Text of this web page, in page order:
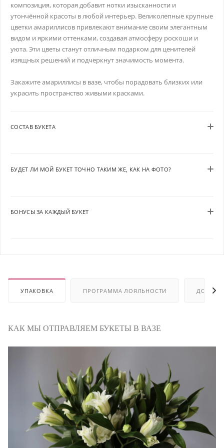
композиция, которая добавит нотки изысканности и
утончённой красоты в любой интерьер. Великолепные крупные
цветки амариллисов привлекают внимание своим элегантным
видом и яркими оттенками, создавая атмосферу роскоши и
уюта. Эти цветы станут отличным подарком для ценителей
изящных решений и подчеркнут значимость момента.
Закажите амариллисы в вазе, чтобы порадовать близких или
украсить пространство живыми красками.
СОСТАВ БУКЕТА
БУДЕТ ЛИ МОЙ БУКЕТ ТОЧНО ТАКИМ ЖЕ, КАК НА ФОТО?
БОНУСЫ ЗА КАЖДЫЙ БУКЕТ
УПАКОВКА ПРОГРАММА ЛОЯЛЬНОСТИ
КАК МЫ ОТПРАВЛЯЕМ БУКЕТЫ В ВАЗЕ